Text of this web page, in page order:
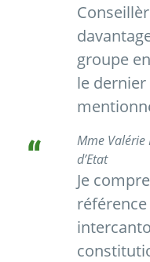
groupe
le dernier
Mme
d’Etat
Je